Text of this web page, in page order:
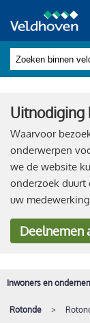
Uitnodiging
Waarvoor
onderwerpen
we de website
onderzoek duurt
uw medewerking.
Deelnemen
Inwoners en
Rotonde